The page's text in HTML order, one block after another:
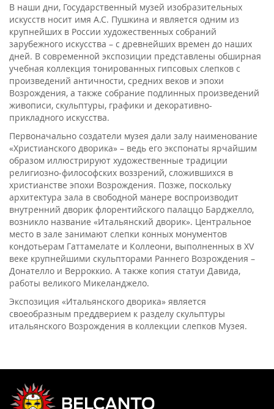
В наши дни, Государственный музей изобразительных
искусств носит имя А.С. Пушкина и является одним из
крупнейших в России художественных собраний
зарубежного искусства – с древнейших времен до наших
дней. В современной экспозиции представлены обширная
учебная коллекция тонированных гипсовых слепков с
произведений античности, средних веков и эпохи
Возрождения, а также собрание подлинных произведений
живописи, скульптуры, графики и декоративно-
прикладного искусства.
Первоначально создатели музея дали залу наименование
«Христианского дворика» – ведь его экспонаты ярчайшим
образом иллюстрируют художественные традиции
религиозно-философских воззрений, сложившихся в
христианстве эпохи Возрождения. Позже, поскольку
архитектура зала в свободной манере воспроизводит
внутренний дворик флорентийского палаццо Барджелло,
возникло название «Итальянский дворик». Центральное
место в зале занимают слепки конных монументов
кондотьерам Гаттамелате и Коллеони, выполненных в XV
веке крупнейшими скульпторами Раннего Возрождения –
Донателло и Верроккио. А также копия статуи Давида,
работы великого Микеланджело.
Экспозиция «Итальянского дворика» является
своеобразным преддверием к разделу скульптуры
итальянского Возрождения в коллекции слепков Музея.